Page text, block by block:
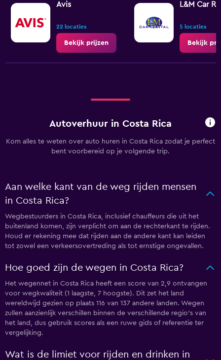
Avis
22 locaties
Bekijk prijzen
L&M Car
5 locaties
Bekijk
Autoverhuur in Costa Rica
Kom alles te weten over auto huren in Costa Rica zodat je perfect
bent voorbereid op je volgende trip.
Aan welke kant van de weg rijden mensen
in Costa Rica?
Wegbestuurders in Costa Rica, inclusief chauffeurs die uit het
buitenland komen, zijn verplicht om aan de rechterkant te rijden.
Houd er rekening mee dat rijden aan de andere kant kan leiden
tot zowel een verkeersovertreding als tot ernstige ongevallen.
Hoe goed zijn de wegen in Costa Rica?
Het wegennet in Costa Rica heeft een score van 2,9 ontvangen
voor wegkwaliteit (1 laagste, 7 hoogste). Dit zet het land
wereldwijd gezien op plaats 116 van 137 andere landen. Wegen
zullen aanzienlijk verschillen binnen de verschillende regio's van
het land, dus gebruik scores als een ruwe gids of referentie ter
vergelijking.
Wat is de limiet voor rijden en drinken in